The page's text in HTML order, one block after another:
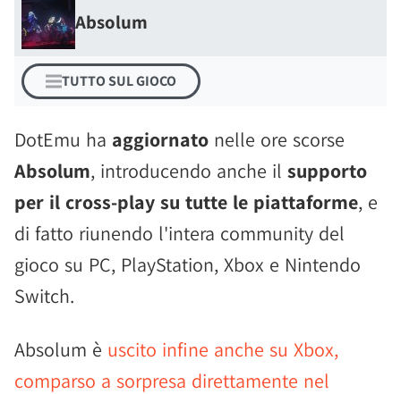
Absolum
TUTTO SUL GIOCO
DotEmu ha aggiornato nelle ore scorse
Absolum, introducendo anche il supporto
per il cross-play su tutte le piattaforme, e
di fatto riunendo l'intera community del
gioco su PC, PlayStation, Xbox e Nintendo
Switch.
Absolum è uscito infine anche su Xbox,
comparso a sorpresa direttamente nel